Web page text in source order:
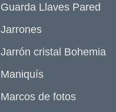
Guarda Llaves Pared
Jarrones
Jarrón cristal Bohemia
Maniquís
Marcos de fotos